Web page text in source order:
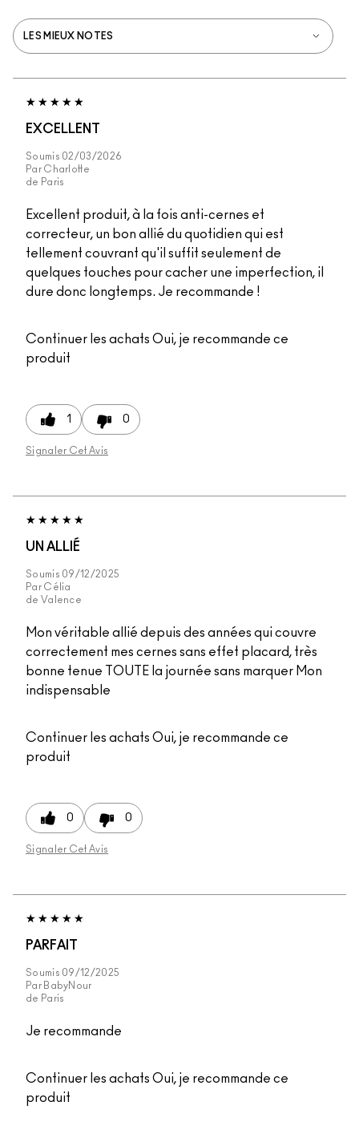
EXCELLENT
Soumis 02/03/2026
Par Charlotte
de Paris
Excellent produit, à la fois anti-cernes et
correcteur, un bon allié du quotidien qui est
tellement couvrant qu'il suffit seulement de
quelques touches pour cacher une imperfection, il
dure donc longtemps. Je recommande !
Continuer les achats Oui, je recommande ce
produit
1 0
Signaler Cet Avis
UN ALLIÉ
Soumis 09/12/2025
Par Célia
de Valence
Mon véritable allié depuis des années qui couvre
correctement mes cernes sans effet placard, très
bonne tenue TOUTE la journée sans marquer Mon
indispensable
Continuer les achats Oui, je recommande ce
produit
0 0
Signaler Cet Avis
PARFAIT
Soumis 09/12/2025
Par BabyNour
de Paris
Je recommande
Continuer les achats Oui, je recommande ce
produit